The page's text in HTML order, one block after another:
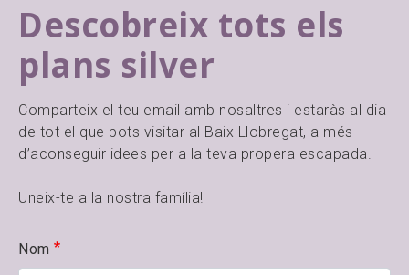
Descobreix tots els
plans silver
Comparteix el teu email amb nosaltres i estaràs al dia
de tot el que pots visitar al Baix Llobregat, a més
d’aconseguir idees per a la teva propera escapada.
Uneix-te a la nostra família!
Nom